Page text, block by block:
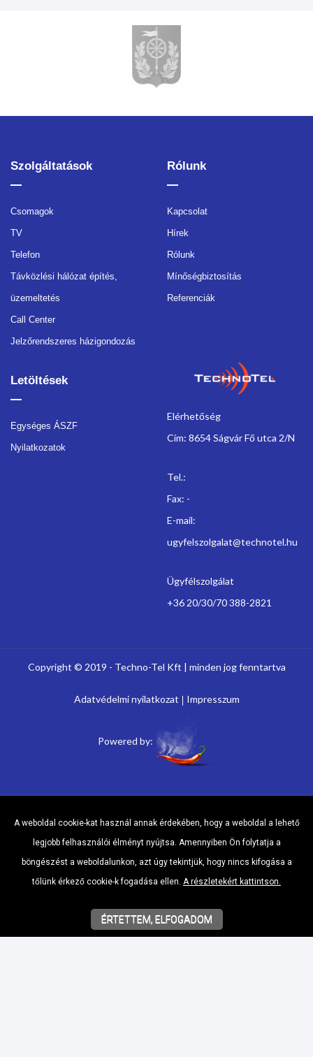
Szolgáltatások
Csomagok
TV
Telefon
Távközlési hálózat építés,
üzemeltetés
Call Center
Jelzőrendszeres házigondozás
Rólunk
Kapcsolat
Hírek
Rólunk
Mínőségbiztosítás
Referenciák
Letöltések
Egységes ÁSZF
Nyilatkozatok
Elérhetőség
Cím: 8654 Ságvár Fő utca 2/N
Tel.:
Fax: -
E-mail:
ugyfelszolgalat@technotel.hu
Ügyfélszolgálat
+36 20/30/70 388-2821
Copyright © 2019 - Techno-Tel Kft | minden jog fenntartva
Adatvédelmi nyilatkozat Impresszum
Powered by:
A weboldal cookie-kat használ annak érdekében, hogy a weboldal a lehető
legjobb felhasználói élményt nyújtsa. Amennyiben Ön folytatja a
böngészést a weboldalunkon, azt úgy tekintjük, hogy nincs kifogása a
tőlünk érkező cookie-k fogadása ellen. A részletekért kattintson.
ÉRTETTEM, ELFOGADOM